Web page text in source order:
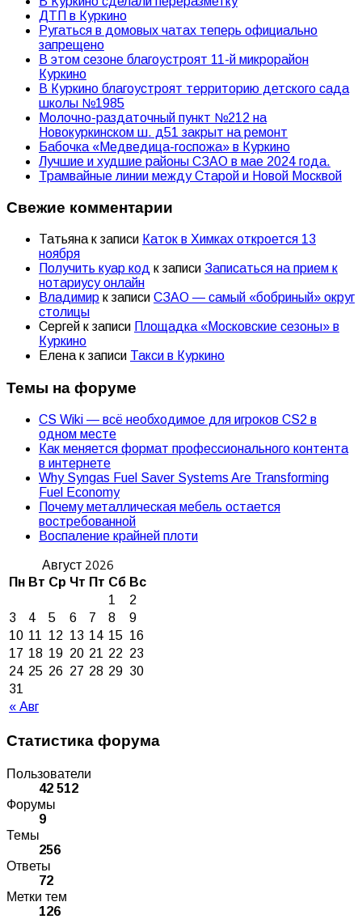
ДТП в Куркино
Ругаться в домовых чатах теперь официально
запрещено
В этом сезоне благоустроят 11-й микрорайон
Куркино
В Куркино благоустроят территорию детского сада
школы №1985
Молочно-раздаточный пункт №212 на
Новокуркинском ш. д51 закрыт на ремонт
Бабочка «Медведица-госпожа» в Куркино
Лучшие и худшие районы СЗАО в мае 2024 года.
Трамвайные линии между Старой и Новой Москвой
Свежие комментарии
Татьяна к записи Каток в Химках откроется 13
ноября
Получить куар код к записи Записаться на прием к
нотариусу онлайн
Владимир к записи СЗАО — самый «бобриный» округ
столицы
Сергей к записи Площадка «Московские сезоны» в
Куркино
Елена к записи Такси в Куркино
Темы на форуме
CS Wiki — всё необходимое для игроков CS2 в
одном месте
Как меняется формат профессионального контента
в интернете
Why Syngas Fuel Saver Systems Are Transforming
Fuel Economy
Почему металлическая мебель остается
востребованной
Воспаление крайней плоти
Август 2026
Пн Вт Ср Чт Пт Сб Вс
« Авг
1
2
3
4 5 6 7 8
9
10 11 12 13 14 15 16
17 18 19 20 21 22 23
24 25 26 27 28 29 30
31
Статистика форума
Пользователи
42 512
Форумы
9
Темы
256
Ответы
72
Метки тем
126